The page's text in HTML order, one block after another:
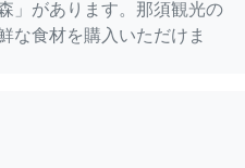
」があります。那須観光の
な食材を購入いただけま